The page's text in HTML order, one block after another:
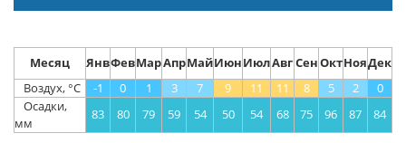
Месяц ЯнвФевМарАпрМайИюнИюлАвгСенОктНояДек
Воздух, °С
-1 0 1 3 7 9 11 11 8 5 2
0
Осадки,
мм
83 80 79 59 54 50 54 68 75 96 87 84